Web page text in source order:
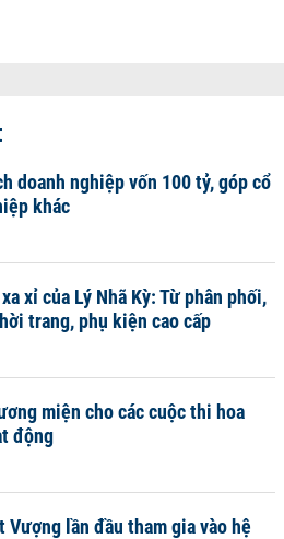
doanh nghiệp vốn 100 tỷ, góp cổ
khác
xỉ của Lý Nhã Kỳ: Từ phân phối,
trang, phụ kiện cao cấp
miện cho các cuộc thi hoa
động
Vượng lần đầu tham gia vào hệ